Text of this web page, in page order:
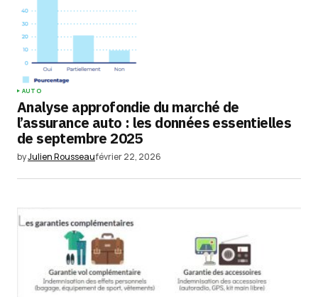
Your Name*
Your E-mail *
Enregistrer mon nom, mon e-mail et mon
site dans le navigateur pour mon prochain
Submit Comment
AUTO
Analyse approfondie du marché de
l’assurance auto : les données essentielles
de septembre 2025
byJulien Rousseaufévrier 22, 2026